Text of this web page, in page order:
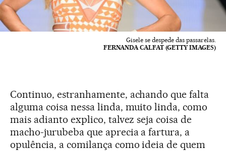
Gisele se despede das passarelas.
FERNANDA CALFAT (GETTY IMAGES)
Continuo, estranhamente, achando que falta
alguma coisa nessa linda, muito linda, como
mais adianto explico, talvez seja coisa de
macho-jurubeba que aprecia a fartura, a
opulência, a comilança como ideia de quem